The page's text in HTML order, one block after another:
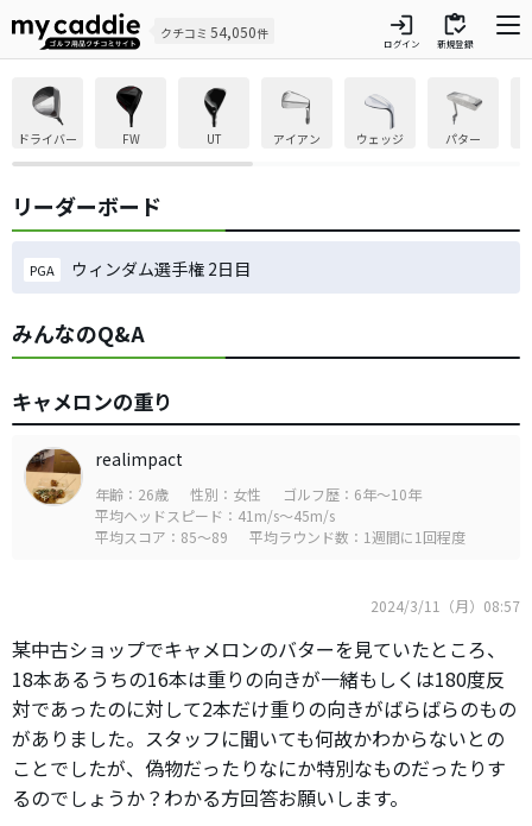
クチコミ 54,050件 login
ログイン
inventory
新規登録
ドライバー FW UT アイアン ウェッジ パター
リーダーボード
PGA ウィンダム選手権 2日目
みんなのQ&A
キャメロンの重り
realimpact
年齢：26歳 性別：女性
ゴルフ歴：6年～10年
平均ヘッドスピード：41m/s～45m/s
平均スコア：85～89
平均ラウンド数：1週間に1回程度
2024/3/11（月）08:57
某中古ショップでキャメロンのバターを見ていたところ、
18本あるうちの16本は重りの向きが一緒もしくは180度反
対であったのに対して2本だけ重りの向きがばらばらのもの
がありました。スタッフに聞いても何故かわからないとの
ことでしたが、偽物だったりなにか特別なものだったりす
るのでしょうか？わかる方回答お願いします。